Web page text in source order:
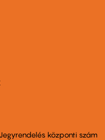
Jegyrendelés központi szám